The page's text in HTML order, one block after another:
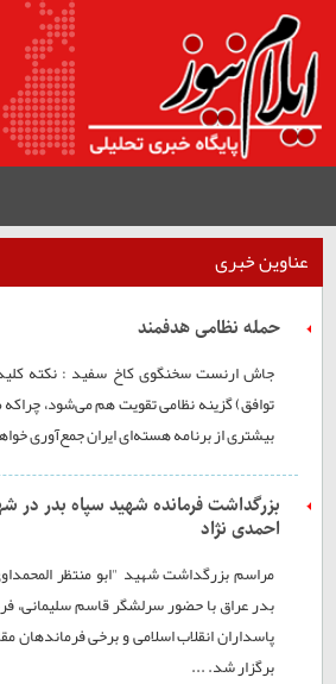
عناوین خبری
حمله نظامی هدفمند
جاش ارنست سخنگوی کاخ سفید : نکته
توافق) گزینه نظامی تقویت هم می‌شود،
بیشتری از برنامه هسته‌ای ایران جمع‌آوری
بزرگداشت فرمانده شهید سپاه بدر در
احمدی نژاد
مراسم بزرگداشت شهید "ابو منتظر
بدر عراق با حضور سرلشگر قاسم سلیمانی،
پاسداران انقلاب اسلامی و برخی فرماندهان
برگزار شد. ...